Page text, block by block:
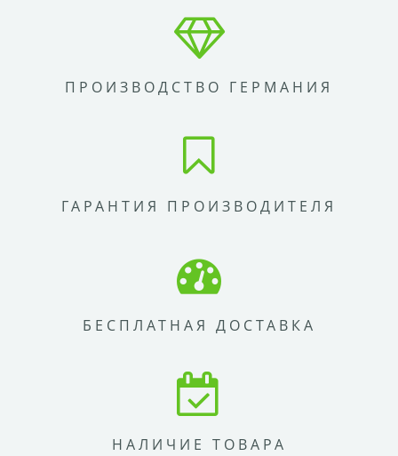
ПРОИЗВОДСТВО ГЕРМАНИЯ
ГАРАНТИЯ ПРОИЗВОДИТЕЛЯ
БЕСПЛАТНАЯ ДОСТАВКА
НАЛИЧИЕ ТОВАРА